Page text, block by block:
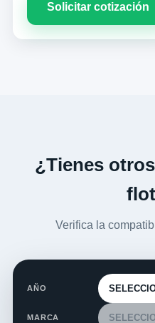
Solicitar cotización
¿Tienes
Verifica la
AÑO
MARCA